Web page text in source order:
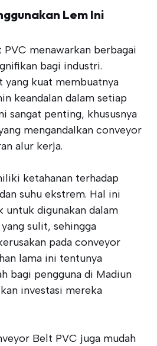
Lem Ini
menawarkan berbagai
bagi industri.
yang kuat membuatnya
keandalan dalam setiap
sangat penting, khususnya
mengandalkan conveyor
alur kerja.
ketahanan terhadap
suhu ekstrem. Hal ini
untuk digunakan dalam
sulit, sehingga
pada conveyor
lama ini tentunya
bagi pengguna di Madiun
investasi mereka
Belt PVC juga mudah